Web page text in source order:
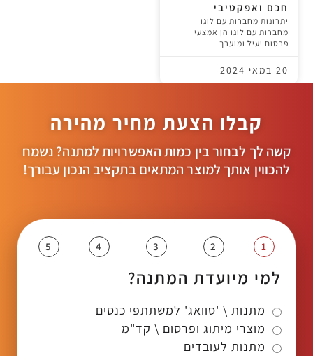
חכם ואפקטיבי
יתרונות מחברות עם לוגו
מחברות עם לוגו הן אמצעי
פרסום יעיל ומוערך
20 במאי 2024
קבלו הצעת מחיר מהירה
קשה לך לבחור בין כמות האפשרויות למתנה? נשמח
להכווין אותך למוצר המתאים בתקציב הנכון עבורך!
1
2
3
4
5
למי מיועדת המתנה?
מתנות \ 'סוואג' למשתתפי כנסים
מוצרי מיתוג ופרסום \ קד"מ
מתנות לעובדים